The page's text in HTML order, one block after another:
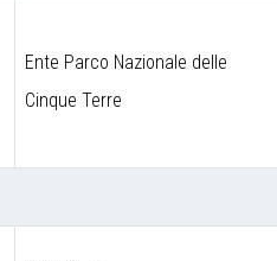
Ente Parco Nazionale delle
Cinque Terre